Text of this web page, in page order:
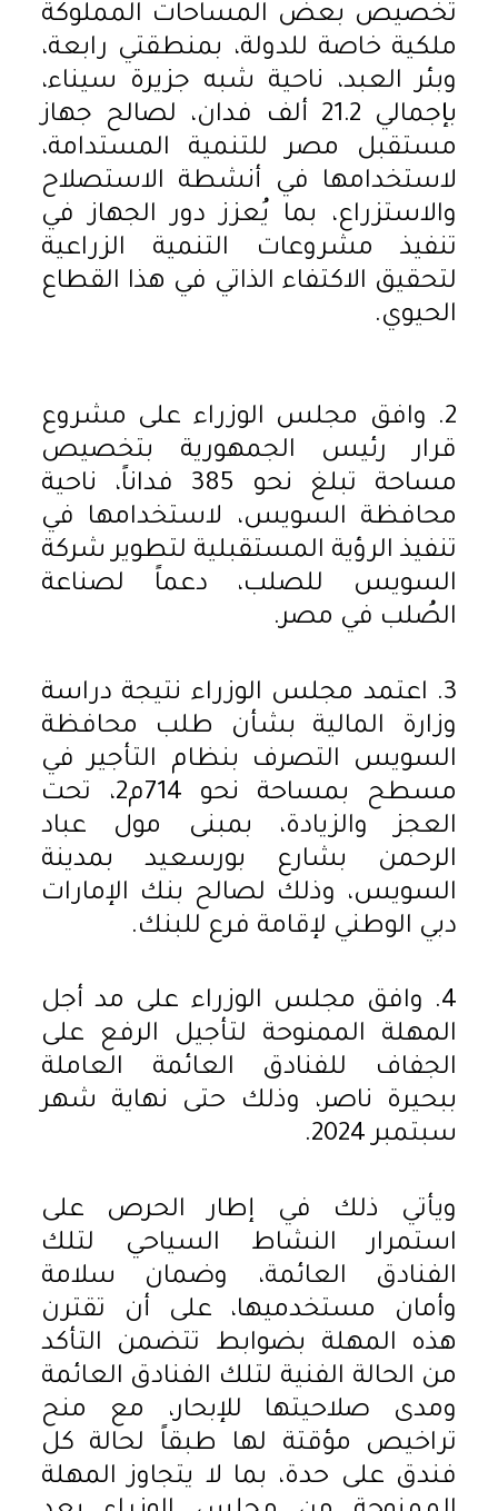
تخصيص بعض المساحات المملوكة
ملكية خاصة للدولة، بمنطقتي رابعة،
وبئر العبد، ناحية شبه جزيرة سيناء،
بإجمالي 21.2 ألف فدان، لصالح جهاز
مستقبل مصر للتنمية المستدامة،
لاستخدامها في أنشطة الاستصلاح
والاستزراع، بما يُعزز دور الجهاز في
تنفيذ مشروعات التنمية الزراعية
لتحقيق الاكتفاء الذاتي في هذا القطاع
الحيوي.
2. وافق مجلس الوزراء على مشروع
قرار رئيس الجمهورية بتخصيص
مساحة تبلغ نحو 385 فداناً، ناحية
محافظة السويس، لاستخدامها في
تنفيذ الرؤية المستقبلية لتطوير شركة
السويس للصلب، دعماً لصناعة
الصُلب في مصر.
3. اعتمد مجلس الوزراء نتيجة دراسة
وزارة المالية بشأن طلب محافظة
السويس التصرف بنظام التأجير في
مسطح بمساحة نحو 714م2، تحت
العجز والزيادة، بمبنى مول عباد
الرحمن بشارع بورسعيد بمدينة
السويس، وذلك لصالح بنك الإمارات
دبي الوطني لإقامة فرع للبنك.
4. وافق مجلس الوزراء على مد أجل
المهلة الممنوحة لتأجيل الرفع على
الجفاف للفنادق العائمة العاملة
ببحيرة ناصر، وذلك حتى نهاية شهر
سبتمبر 2024.
ويأتي ذلك في إطار الحرص على
استمرار النشاط السياحي لتلك
الفنادق العائمة، وضمان سلامة
وأمان مستخدميها، على أن تقترن
هذه المهلة بضوابط تتضمن التأكد
من الحالة الفنية لتلك الفنادق العائمة
ومدى صلاحيتها للإبحار، مع منح
تراخيص مؤقتة لها طبقاً لحالة كل
فندق على حدة، بما لا يتجاوز المهلة